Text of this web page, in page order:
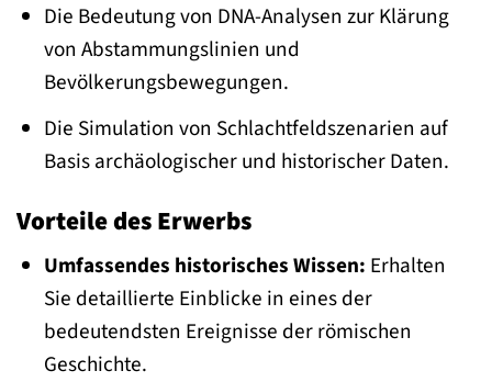
Die Bedeutung von DNA-Analysen zur Klärung
von Abstammungslinien und
Bevölkerungsbewegungen.
Die Simulation von Schlachtfeldszenarien auf
Basis archäologischer und historischer Daten.
Vorteile des Erwerbs
Umfassendes historisches Wissen: Erhalten
Sie detaillierte Einblicke in eines der
bedeutendsten Ereignisse der römischen
Geschichte.